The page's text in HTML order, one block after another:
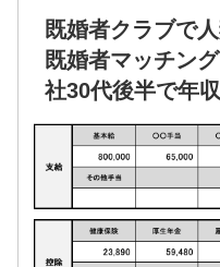
既婚者クラブで
既婚者マッチン
社30代後半で年